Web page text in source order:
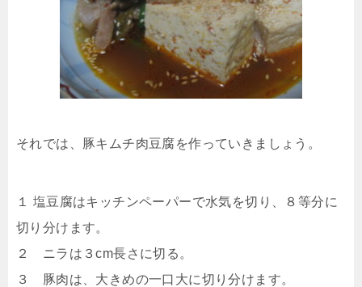
それでは、豚キムチ肉豆腐を作っていきましょう。
１ 塩豆腐はキッチンペーパーで水気を切り、８等分に
切り分けます。
２ ニラは３cm長さに切る。
３ 豚肉は、大きめの一口大に切り分けます。